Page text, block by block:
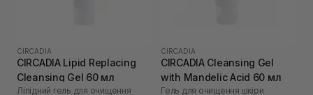
CIRCADIA
CIRCADIA Lipid Replacing
Cleansing Gel 60 мл
Ліпідний гель для очищення
CIRCADIA
CIRCADIA Cleansing Gel
with Mandelic Acid 60 мл
Гель для очищення шкіри